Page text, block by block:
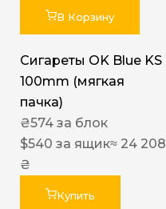
В Корзину
Сигареты OK Blue KS
100mm (мягкая
пачка)
₴574 за блок
$540 за ящик≈ 24 208
₴
Купить